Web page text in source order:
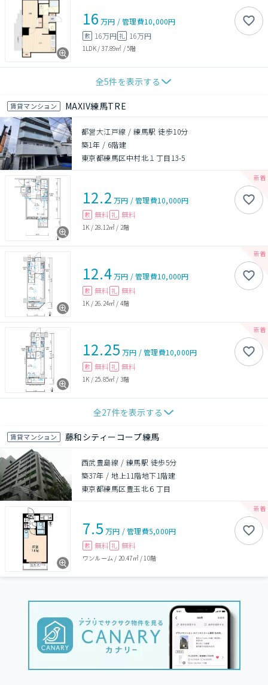
16 万円 /管理費10,000円
敷 16万円 礼 16万円
1LDK/37.89㎡ /5階
全5件を表示する
賃貸マンション MAXIV練馬TRE
都営大江戸線 / 練馬駅 徒歩10分
築1年 / 6階建
東京都練馬区中村北１丁目13-5
12.2 万円 /管理費10,000円
敷 無料 礼 無料
1K / 28.12㎡ / 2階
12.4万円 /管理費10,000円
敷 無料 礼 無料
1K / 26.24㎡ / 4階
12.25 万円 /管理費10,000円
敷 無料 礼 無料
1K / 25.85㎡ / 3階
全27件を表示する
賃貸マンション 藤和シティーコープ練馬
西武豊島線 / 練馬駅 徒歩5分
築37年 /地上11階地下1階建
東京都練馬区豊玉北６丁目
7.5 万円 /管理費5,000円
敷 無料 礼 無料
ワンルーム / 20.47㎡/ 10階